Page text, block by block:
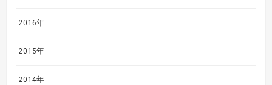
2016年
2015年
2014年